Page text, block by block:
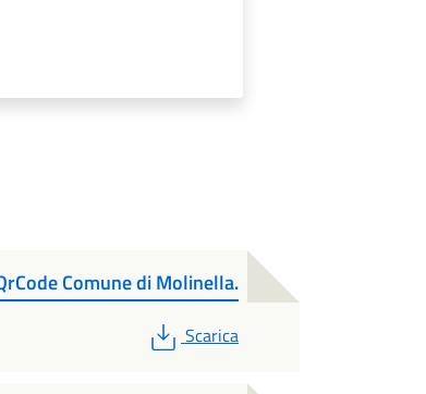
Comune di Molinella.
PDF
Scarica